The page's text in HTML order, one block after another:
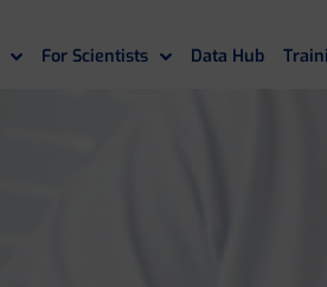
For Scientists Data Hub